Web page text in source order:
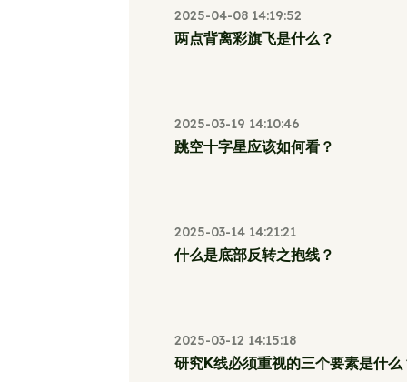
2025-04-08 14:19:52
两点背离彩旗飞是什么？
2025-03-19 14:10:46
跳空十字星应该如何看？
2025-03-14 14:21:21
什么是底部反转之抱线？
2025-03-12 14:15:18
研究K线必须重视的三个要素是什么